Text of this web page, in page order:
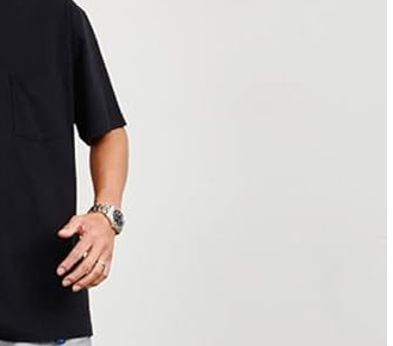
每筆NT$60，滿NT$399(含以上)免運費
付款後7-11取貨
每筆NT$60，滿NT$399(含以上)免運費
順豐快遞宅配
每筆NT$150，滿NT$6,000(含以上)免運費
付款後門市自取